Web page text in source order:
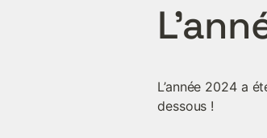
L’année 2024 a
dessous !